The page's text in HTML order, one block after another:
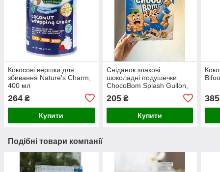
Кокосові вершки для
збивання Nature's Charm,
400 мл
264 ₴
Купити
Сніданок злакові
шоколадні подушечки
ChocoBom Splash Gullon,
205₴
Купити
385
Подібні товари компанії